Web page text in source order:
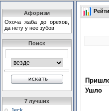
Афоризм
Охоча жаба до орехов,
да нету у нее зубов
Поиск
7 лучших
Ушло